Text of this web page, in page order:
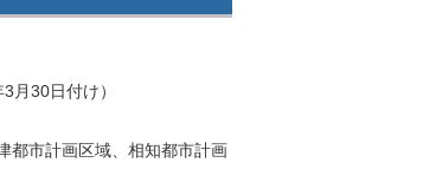
30日付け）
都市計画区域、相知都市計画